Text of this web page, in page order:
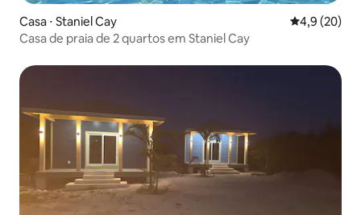
Casa ⋅ Staniel Cay 4,9 de uma
4,9 (20)
Casa de praia de 2 quartos em Staniel Cay